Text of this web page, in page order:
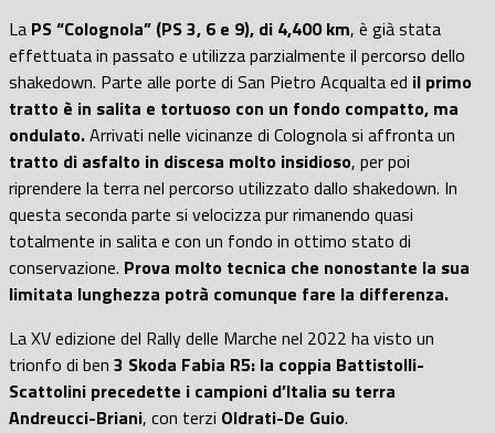
La PS “Colognola” (PS 3, 6 e 9), di 4,400 km, è già stata
effettuata in passato e utilizza parzialmente il percorso dello
shakedown. Parte alle porte di San Pietro Acqualta ed il primo
tratto è in salita e tortuoso con un fondo compatto, ma
ondulato.Arrivati nelle vicinanze di Colognola si affronta un
tratto di asfalto in discesa molto insidioso, per poi
riprendere la terra nel percorso utilizzato dallo shakedown. In
questa seconda parte si velocizza pur rimanendo quasi
totalmente in salita e con un fondo in ottimo stato di
conservazione. Prova molto tecnica che nonostante la sua
limitata lunghezza potrà comunque fare la differenza.
La XV edizione del Rally delle Marche nel 2022 ha visto un
trionfo di ben 3 Skoda Fabia R5: la coppia Battistolli-
Scattolini precedette i campioni d’Italia su terra
Andreucci-Briani, con terzi Oldrati-De Guio.